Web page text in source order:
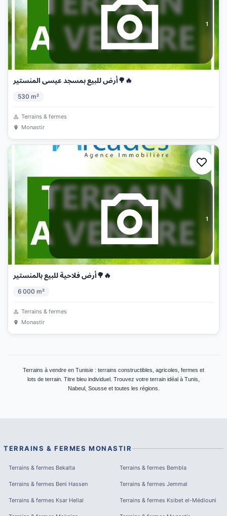
1
أرض للبيع بمسجد عيسى المنستير🌳🔥
530 m²
Terrains & fermes
Monastir
1
أرض فلاحية للبيع بالمنستير🌳🔥
6 000 m²
Terrains & fermes
Monastir
Terrains à vendre en Tunisie : terrains constructibles, agricoles, fermes et
lots de terrain. Titre bleu individuel. Trouvez votre terrain idéal à Tunis,
Nabeul, Sousse et toutes les régions.
TERRAINS & FERMES MONASTIR
Terrains & fermes Bekalta Terrains & fermes Bembla
Terrains & fermes Beni Hassen Terrains & fermes Jemmal
Terrains & fermes Ksar Hellal Terrains & fermes Ksibet el-Médiouni